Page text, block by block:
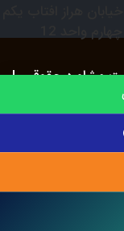
مشاوره حقوقی|
مادی و معنوی سایت